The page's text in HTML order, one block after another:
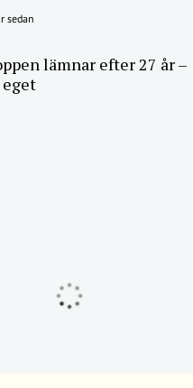
sedan
lämnar efter 27 år –
eget